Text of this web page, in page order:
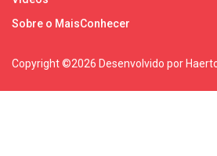
Sobre o MaisConhecer
Copyright ©2026 Desenvolvido por